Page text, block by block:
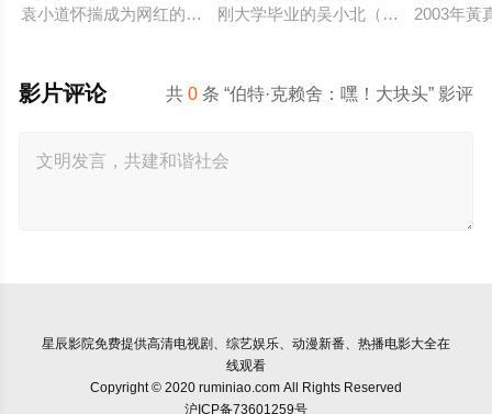
袁小道怀揣成为网红的梦想创作短视频，并与周小乙等人组建了
刚大学毕业的吴小北（庄达菲 饰）
2003年黃
共0 条 “伯特·克赖舍：嘿！大块头” 影评
影片评论
星辰影院免费提供高清电视剧、综艺娱乐、动漫新番、热播电影大全在
线观看
Copyright © 2020 ruminiao.com All Rights Reserved
沪ICP备73601259号